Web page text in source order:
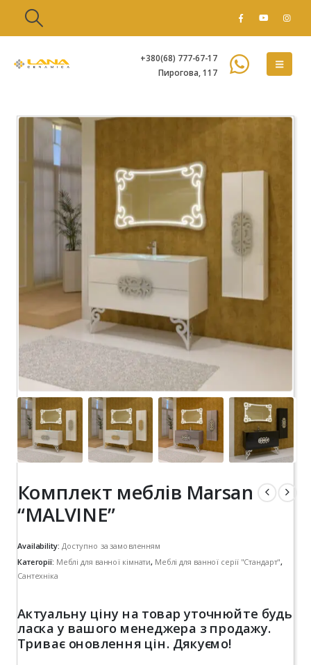
+380(68) 777-67-17
Пирогова, 117
Комплект меблів Marsan
“MALVINЕ”
Availability: Доступно за замовленням
Категорії: Меблі для ванної кімнати, Меблі для ванної серії "Стандарт",
Сантехніка
Актуальну ціну на товар уточнюйте будь
ласка у вашого менеджера з продажу.
Триває оновлення цін. Дякуємо!